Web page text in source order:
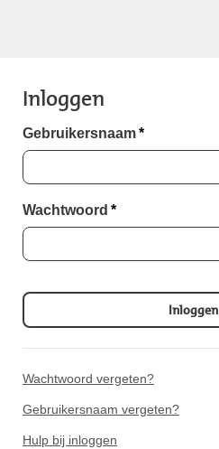
Inloggen
Gebruikersnaam*
Wachtwoord *
Inloggen
Wachtwoord vergeten?
Gebruikersnaam vergeten?
Hulp bij inloggen